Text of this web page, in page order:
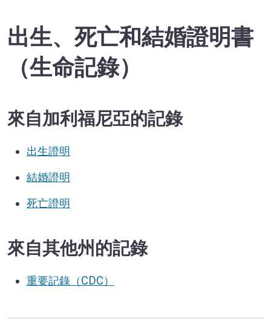
出生、死亡和結婚證明書
（生命記錄）
來自加利福尼亞的記錄
出生證明
結婚證明
死亡證明
來自其他州的記錄
重要記錄（CDC）